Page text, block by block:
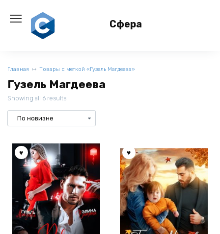
содержанию
Сфера
Главная Товары с меткой «Гузель Магдеева»
Гузель Магдеева
Showing all 6 results